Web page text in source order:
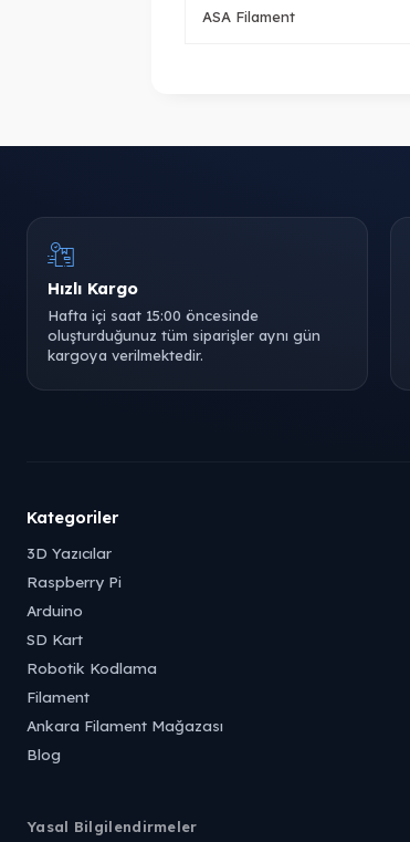
ASA Filament
Hızlı Kargo
Hafta içi saat 15:00 öncesinde
oluşturduğunuz tüm siparişler aynı gün
kargoya verilmektedir.
Kategoriler
3D Yazıcılar
Raspberry Pi
Arduino
SD Kart
Robotik Kodlama
Filament
Ankara Filament Mağazası
Blog
Yasal Bilgilendirmeler